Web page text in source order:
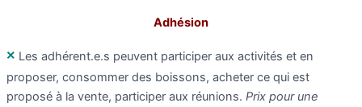
Adhésion
× Les adhérent.e.s peuvent participer aux activités et en
proposer, consommer des boissons, acheter ce qui est
proposé à la vente, participer aux réunions. Prix pour une